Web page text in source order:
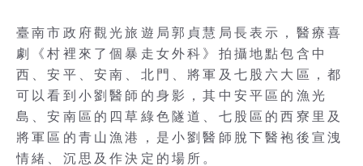
臺南市政府觀光旅遊局郭貞慧局長表示，醫療喜
劇《村裡來了個暴走女外科》拍攝地點包含中
西、安平、安南、北門、將軍及七股六大區，都
可以看到小劉醫師的身影，其中安平區的漁光
島、安南區的四草綠色隧道、七股區的西寮里及
將軍區的青山漁港，是小劉醫師脫下醫袍後宣洩
情緒、沉思及作決定的場所。